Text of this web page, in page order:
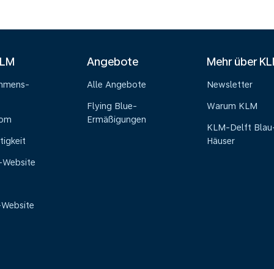
Angebote
Alle Angebote
Flying Blue-
Ermäßigungen
Mehr über
Newsletter
Warum KLM
KLM-Delft
Häuser